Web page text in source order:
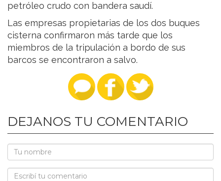
petróleo crudo con bandera saudí.
Las empresas propietarias de los dos buques
cisterna confirmaron más tarde que los
miembros de la tripulación a bordo de sus
barcos se encontraron a salvo.
DEJANOS TU COMENTARIO